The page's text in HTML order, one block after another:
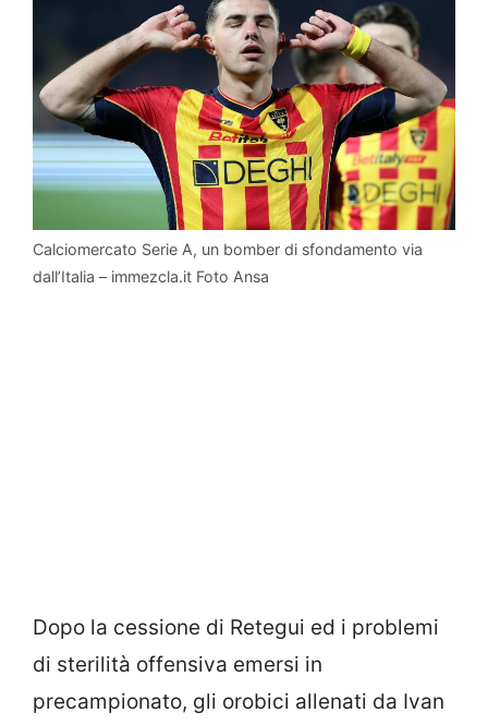
Calciomercato Serie A, un bomber di sfondamento via
dall’Italia – immezcla.it Foto Ansa
Dopo la cessione di Retegui ed i problemi
di sterilità offensiva emersi in
precampionato, gli orobici allenati da Ivan